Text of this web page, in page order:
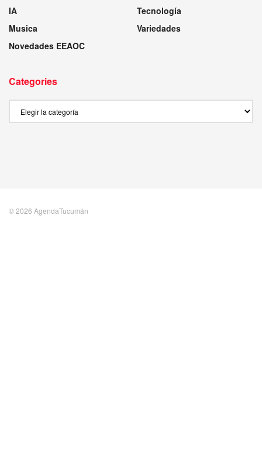
IA
Musica
Novedades EEAOC
Tecnología
Variedades
Categories
© 2026 AgendaTucumán